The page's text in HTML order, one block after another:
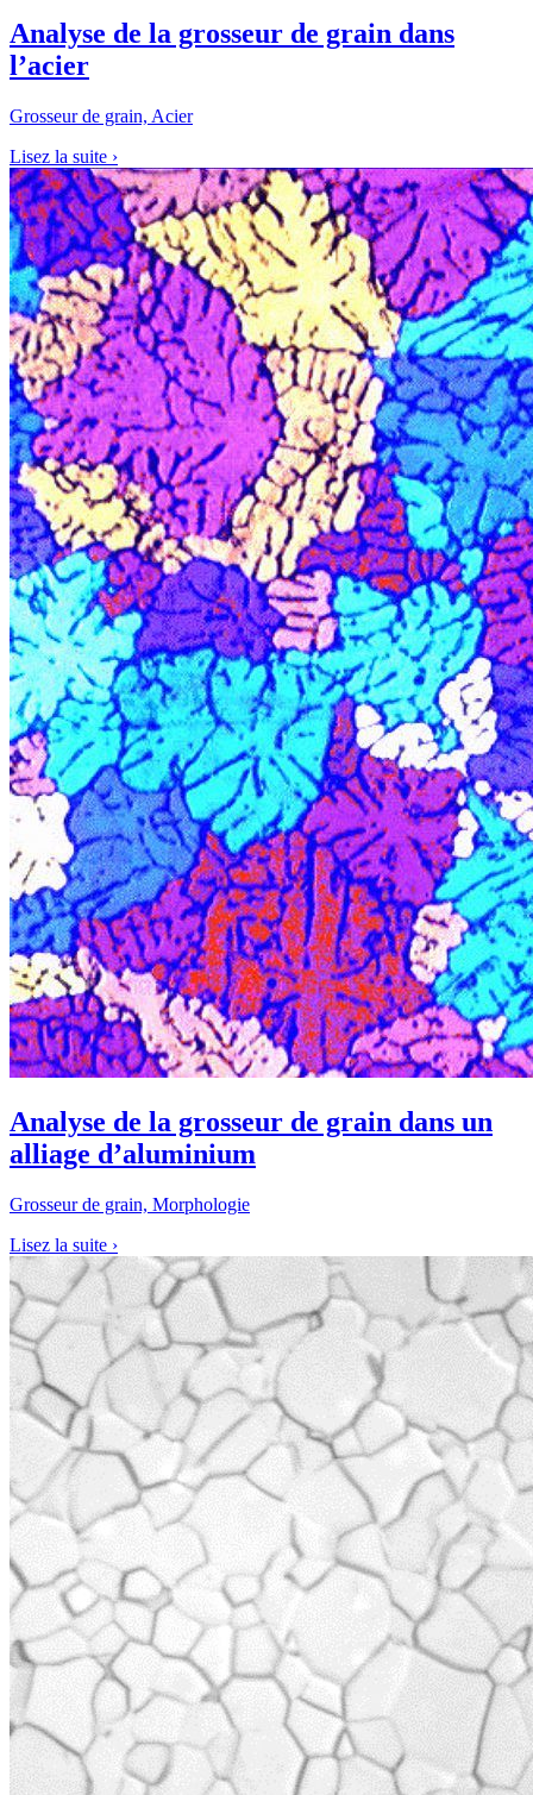
Analyse de la grosseur de grain dans
l’acier
Grosseur de grain, Acier
Lisez la suite ›
Analyse de la grosseur de grain dans un
alliage d’aluminium
Grosseur de grain, Morphologie
Lisez la suite ›